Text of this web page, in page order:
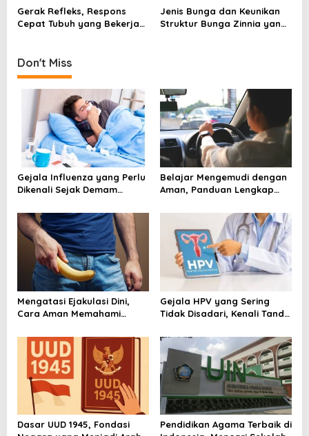
o
Bermakna
Gerak Refleks, Respons
Cepat Tubuh yang Bekerja
Jenis Bunga dan Keunikan
Struktur Bunga Zinnia yang
Don't Miss
Gejala Influenza yang Perlu
Dikenali Sejak Demam
Belajar Mengemudi dengan
Aman, Panduan Lengkap
Jalan
Mengatasi Ejakulasi Dini,
Cara Aman Memahami
Penanganannya
Gejala HPV yang Sering
Tidak Disadari, Kenali Tanda
Dasar UUD 1945, Fondasi
Pendidikan Agama Terbaik di